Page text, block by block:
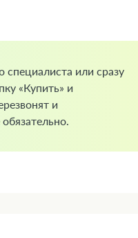
специалиста или сразу
«Купить» и
и